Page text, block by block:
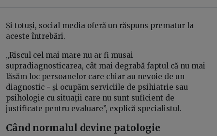
Și totuși, social media oferă un răspuns prematur la
aceste întrebări.
„Riscul cel mai mare nu ar fi musai
supradiagnosticarea, cât mai degrabă faptul că nu mai
lăsăm loc persoanelor care chiar au nevoie de un
diagnostic - și ocupăm serviciile de psihiatrie sau
psihologie cu situații care nu sunt suficient de
justificate pentru evaluare”, explică specialistul.
Când normalul devine patologie